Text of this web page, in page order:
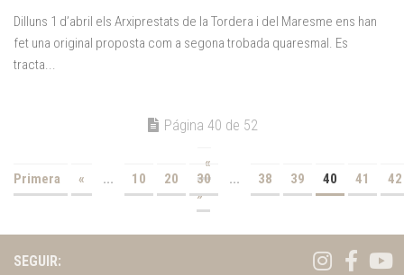
Dilluns 1 d’abril els Arxiprestats de la Tordera i del Maresme ens han
fet una original proposta com a segona trobada quaresmal. Es
tracta...
Página 40 de 52
«
Primera
« ... 10 20 30 ... 38 39 40 41
42
»
SEGUIR: